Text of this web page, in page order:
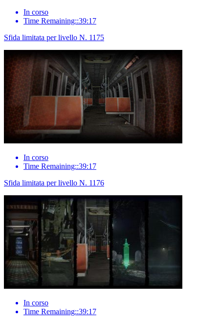
In corso
Time Remaining::39:17
Sfida limitata per livello N. 1175
In corso
Time Remaining::39:17
Sfida limitata per livello N. 1176
In corso
Time Remaining::39:17